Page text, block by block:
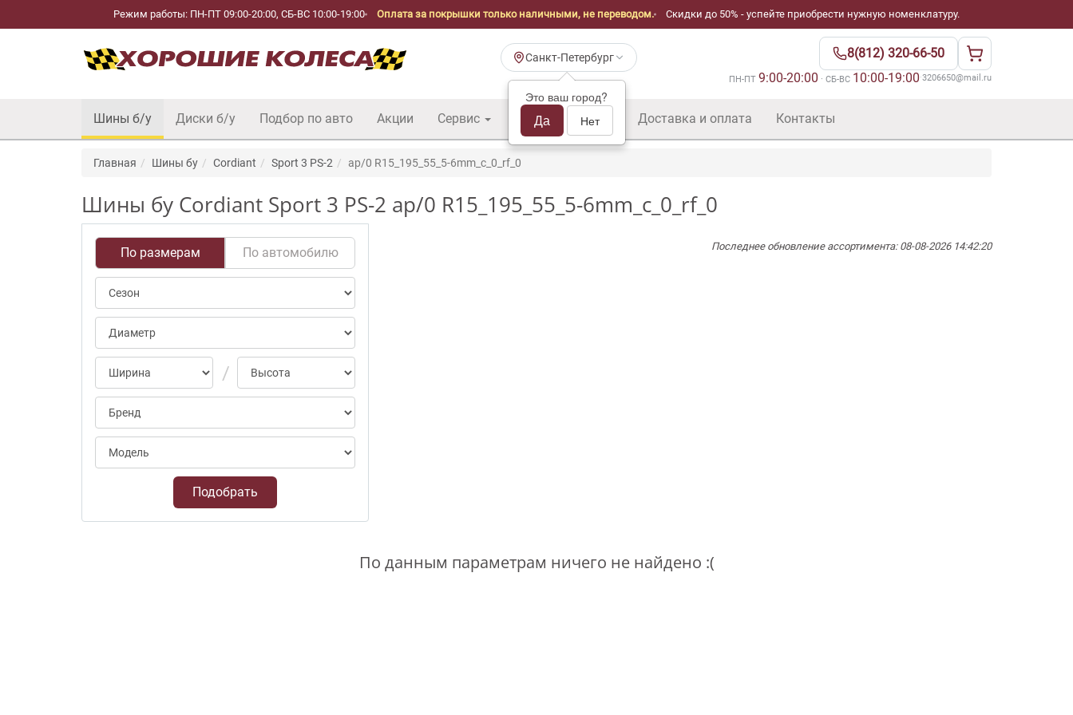
Режим работы: ПН-ПТ 09:00-20:00, СБ-ВС 10:00-19:00 Оплата за покрышки только наличными, не переводом. Скидки до 50% - успейте приобрести нужную номенклатуру.
Санкт-Петербург
Это ваш город?
Да Нет
8(812) 320-66-50
ПН-ПТ 9:00-20:00 · СБ-ВС 10:00-19:00·3206650@mail.ru
Шины б/у Диски б/у Подбор по авто Акции Сервис Шины б/у оптом Доставка и оплата Контакты
Главная Шины бу Cordiant Sport 3 PS-2 ap/0 R15_195_55_5-6mm_c_0_rf_0
Шины бу Cordiant Sport 3 PS-2 ap/0 R15_195_55_5-6mm_c_0_rf_0
По размерам По автомобилю
Подобрать
Последнее обновление ассортимента: 08-08-2026 14:42:20
По данным параметрам ничего не найдено :(